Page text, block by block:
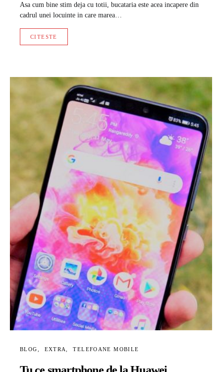
Asa cum bine stim deja cu totii, bucataria este acea incapere din
cadrul unei locuinte in care marea…
CITESTE
BLOG EXTRA TELEFOANE MOBILE